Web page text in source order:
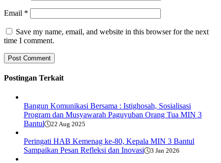
Email *
Save my name, email, and website in this browser for the next
time I comment.
Postingan Terkait
Bangun Komunikasi Bersama : Istighosah, Sosialisasi
Program dan Musyawarah Paguyuban Orang Tua MIN 3
Bantul
22 Aug 2025
Peringati HAB Kemenag ke-80, Kepala MIN 3 Bantul
Sampaikan Pesan Refleksi dan Inovasi
3 Jan 2026